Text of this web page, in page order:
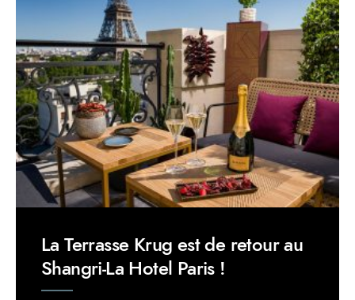
La Terrasse Krug est de retour au
Shangri-La Hotel Paris !